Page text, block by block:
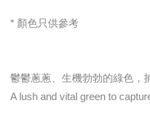
* 顏色只供參考
鬱鬱蔥蔥、生機勃勃的綠色，
A lush and vital green to